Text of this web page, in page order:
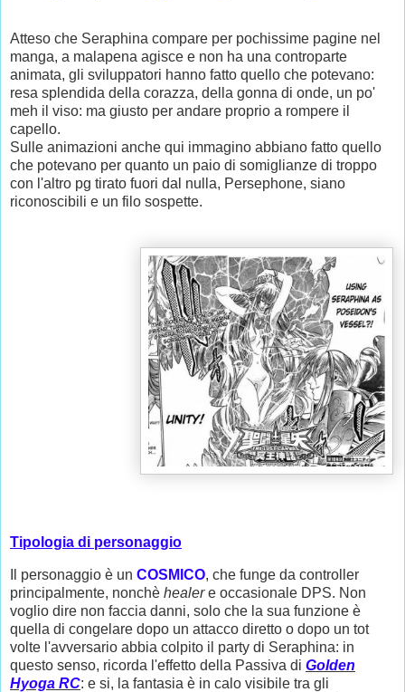
Atteso che Seraphina compare per pochissime pagine nel
manga, a malapena agisce e non ha una controparte
animata, gli sviluppatori hanno fatto quello che potevano:
resa splendida della corazza, della gonna di onde, un po'
meh il viso: ma giusto per andare proprio a rompere il
capello.
Sulle animazioni anche qui immagino abbiano fatto quello
che potevano per quanto un paio di somiglianze di troppo
con l'altro pg tirato fuori dal nulla, Persephone, siano
riconoscibili e un filo sospette.
Tipologia di personaggio
Il personaggio è un COSMICO, che funge da controller
principalmente, nonchè healere occasionale DPS. Non
voglio dire non faccia danni, solo che la sua funzione è
quella di congelare dopo un attacco diretto o dopo un tot
volte l'avversario abbia colpito il party di Seraphina: in
questo senso, ricorda l'effetto della Passiva di Golden
Hyoga RC: e si, la fantasia è in calo visibile tra gli